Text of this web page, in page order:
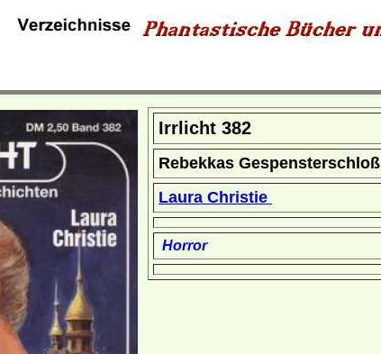
Irrlicht 382
Rebekkas Gespensterschloß
Laura Christie
Horror